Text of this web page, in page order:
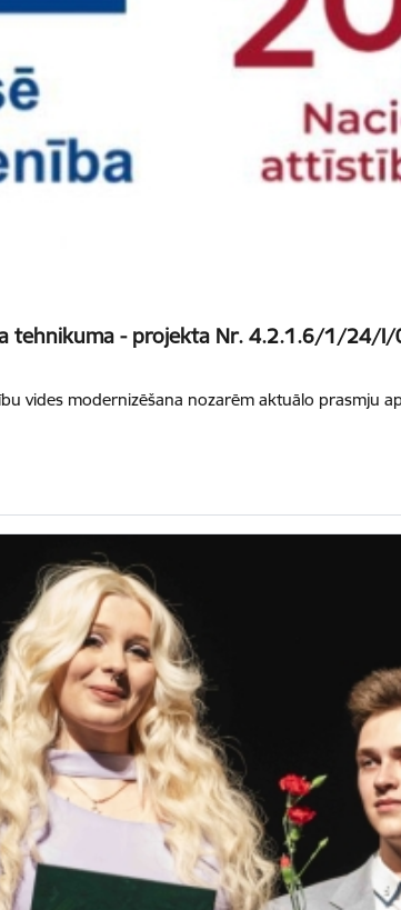
tehnikuma - projekta Nr. 4.2.1.6/1/24/I/
vides modernizēšana nozarēm aktuālo prasmju